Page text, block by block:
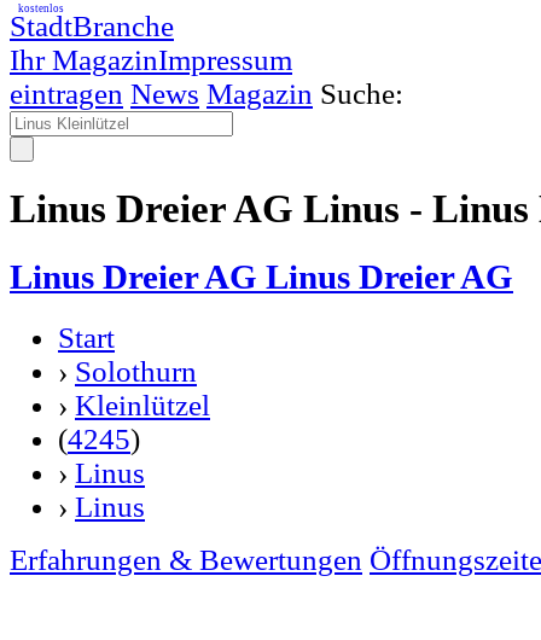
StadtBranche
Ihr MagazinImpressum
kostenlos
eintragen News Magazin Suche:
Linus Dreier AG Linus -
Linus Dreier AG Linus Dreier AG
Start
› Solothurn
› Kleinlützel
(4245)
› Linus
› Linus
Erfahrungen & Bewertungen